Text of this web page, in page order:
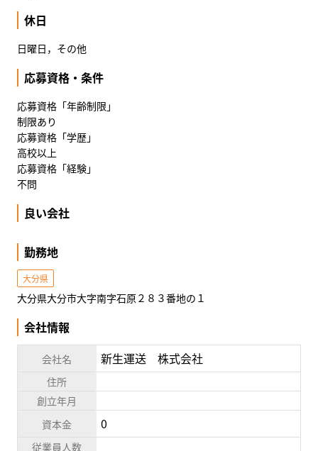
休日
日曜日，その他
応募資格・条件
応募資格「年齢制限」
制限あり
応募資格「学歴」
高校以上
応募資格「経験」
不問
良い会社
勤務地
大分県
大分県大分市大字南字石原２８３番地の１
会社情報
会社名 新生運送 株式会社
住所
創立年月
資本金
0
従業員人数